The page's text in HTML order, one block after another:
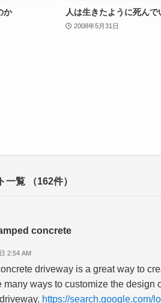
か 人は生きたように死んで
2008年5月31日
一覧 （162件）
concrete
2:54 AM
driveway is a great way to
many ways to customize the design
https://search.google.com/